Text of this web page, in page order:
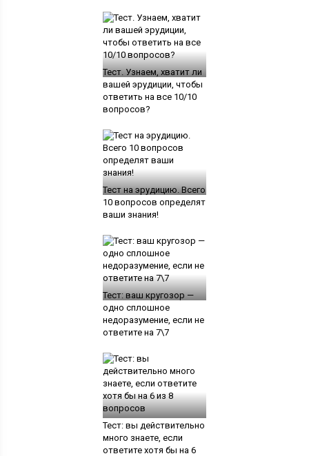
Тест. Узнаем, хватит ли
вашей эрудиции, чтобы
ответить на все 10/10
вопросов?
Тест на эрудицию. Всего
10 вопросов определят
ваши знания!
Тест: ваш кругозор —
одно сплошное
недоразумение, если не
ответите на 7\7
Тест: вы действительно
много знаете, если
ответите хотя бы на 6